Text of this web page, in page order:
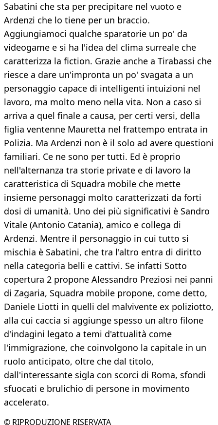
Sabatini che sta per precipitare nel vuoto e
Ardenzi che lo tiene per un braccio.
Aggiungiamoci qualche sparatorie un po' da
videogame e si ha l'idea del clima surreale che
caratterizza la fiction. Grazie anche a Tirabassi che
riesce a dare un'impronta un po' svagata a un
personaggio capace di intelligenti intuizioni nel
lavoro, ma molto meno nella vita. Non a caso si
arriva a quel finale a causa, per certi versi, della
figlia ventenne Mauretta nel frattempo entrata in
Polizia. Ma Ardenzi non è il solo ad avere questioni
familiari. Ce ne sono per tutti. Ed è proprio
nell'alternanza tra storie private e di lavoro la
caratteristica di Squadra mobile che mette
insieme personaggi molto caratterizzati da forti
dosi di umanità. Uno dei più significativi è Sandro
Vitale (Antonio Catania), amico e collega di
Ardenzi. Mentre il personaggio in cui tutto si
mischia è Sabatini, che tra l'altro entra di diritto
nella categoria belli e cattivi. Se infatti Sotto
copertura 2 propone Alessandro Preziosi nei panni
di Zagaria, Squadra mobile propone, come detto,
Daniele Liotti in quelli del malvivente ex poliziotto,
alla cui caccia si aggiunge spesso un altro filone
d'indagini legato a temi d'attualità come
l'immigrazione, che coinvolgono la capitale in un
ruolo anticipato, oltre che dal titolo,
dall'interessante sigla con scorci di Roma, sfondi
sfuocati e brulichio di persone in movimento
accelerato.
© RIPRODUZIONE RISERVATA